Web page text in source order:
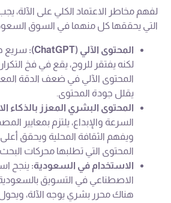
لفهم مخاطر الاعتماد الكلي على الآلة، يجب
التي يحققها كل منهما في السوق
المحتوى الآلي (ChatGPT):
سريع
لكنه يفتقر للروح، يقع في فخ
المحتوى الآلي في ضعف الدقة
يقلل جودة المحتوى.
المحتوى البشري المعزز بالذكاء
السرعة والإبداع، يلتزم بمعايير
ويفهم الثقافة المحلية ويحقق
المحتوى التي تطلبها محركات البحث في
الاستخدام في السعودية: ينجح
الاصطناعي في التسويق
هناك محرر بشري يوجه الآلة، ويحول